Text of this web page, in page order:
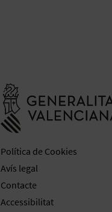
Política de Cookies
Avís legal
Contacte
Accessibilitat